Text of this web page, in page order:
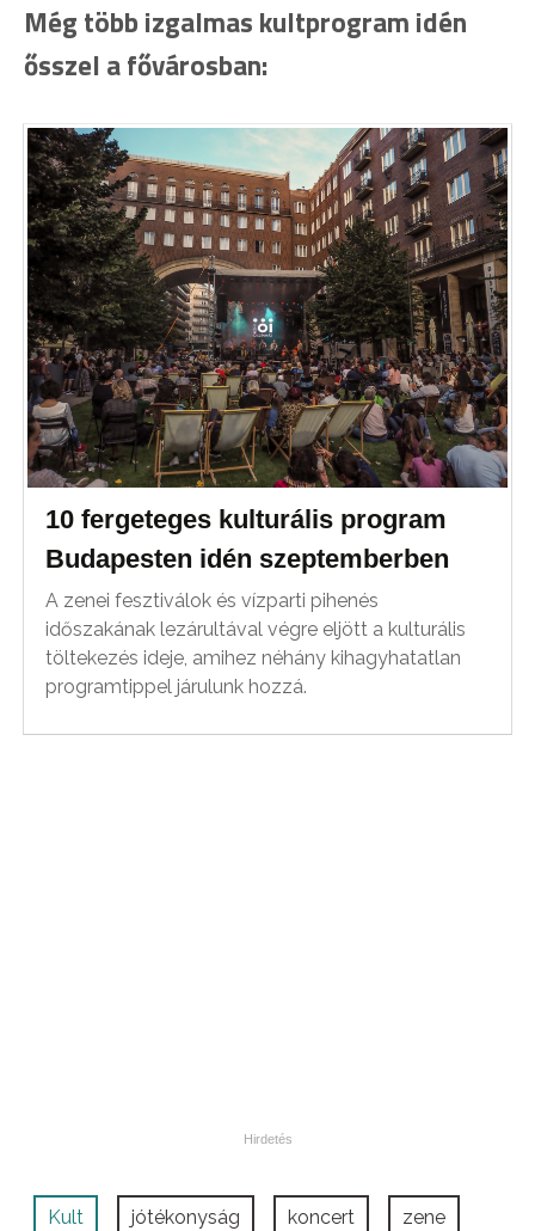
Még több izgalmas kultprogram idén
ősszel a fővárosban:
10 fergeteges kulturális program
Budapesten idén szeptemberben
A zenei fesztiválok és vízparti pihenés
időszakának lezárultával végre eljött a kulturális
töltekezés ideje, amihez néhány kihagyhatatlan
programtippel járulunk hozzá.
Kult jótékonyság koncert zene